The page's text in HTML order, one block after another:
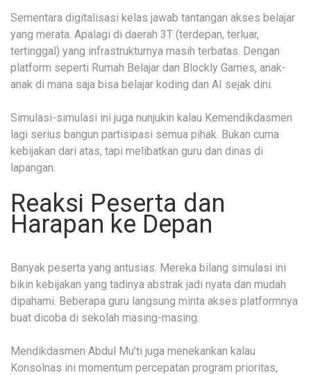
Sementara digitalisasi kelas jawab tantangan akses belajar
yang merata. Apalagi di daerah 3T (terdepan, terluar,
tertinggal) yang infrastrukturnya masih terbatas. Dengan
platform seperti Rumah Belajar dan Blockly Games, anak-
anak di mana saja bisa belajar koding dan AI sejak dini.
Simulasi-simulasi ini juga nunjukin kalau Kemendikdasmen
lagi serius bangun partisipasi semua pihak. Bukan cuma
kebijakan dari atas, tapi melibatkan guru dan dinas di
lapangan.
Reaksi Peserta dan
Harapan ke Depan
Banyak peserta yang antusias. Mereka bilang simulasi ini
bikin kebijakan yang tadinya abstrak jadi nyata dan mudah
dipahami. Beberapa guru langsung minta akses platformnya
buat dicoba di sekolah masing-masing.
Mendikdasmen Abdul Mu’ti juga menekankan kalau
Konsolnas ini momentum percepatan program prioritas,